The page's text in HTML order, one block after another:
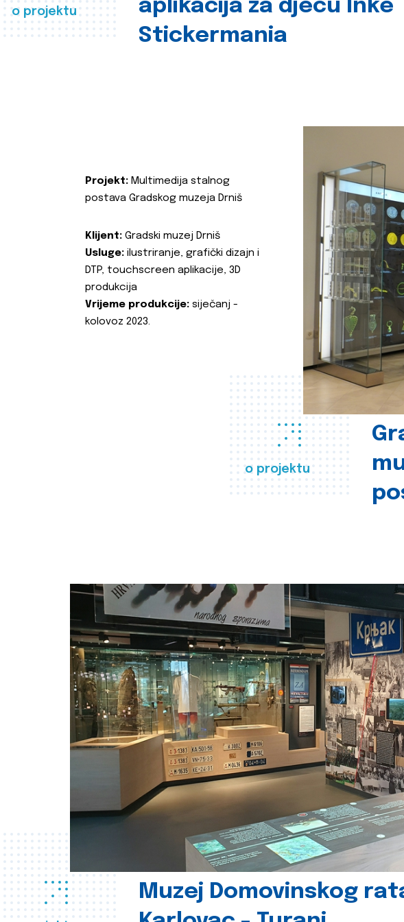
o projektu
aplikacija za djecu Inke
Stickermania
o projektu
Projekt: Multimedija stalnog
postava Gradskog muzeja Drniš
Klijent: Gradski muzej Drniš
Usluge: ilustriranje, grafički dizajn i
DTP, touchscreen aplikacije, 3D
produkcija
Vrijeme produkcije: siječanj -
kolovoz 2023.
Muzej Domovinskog